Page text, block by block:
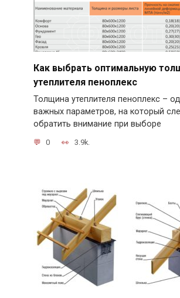
Как выбрать оптимальную
утеплителя пеноплекс
Толщина утеплителя пеноплекс –
важных параметров, на который
обратить внимание при выборе
0 3.9k.